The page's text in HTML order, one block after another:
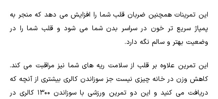
این تمرینات همچنین ضربان قلب شما را افزایش می دهد که منجر به
پمپاژ سریع تر خون در سراسر بدن شما می شود و قلب شما را در
وضعیت بهتر و سالم نگه دارد.
این تمرین علاوه بر قلب از سلامت ریه های شما نیز مراقبت می کند.
کاهش وزن در خانه چیزی نیست جز سوزاندن کالری بیشتری از آنچه که
دریافت می کنید و این دو تمرین ورزشی با سوزاندن 1300 کالری در